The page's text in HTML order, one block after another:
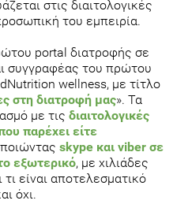
Pediatrics 115(3): 736-43.
calcium-enriched milk
women: a
clinical trial."
"The effects of calcium
or tablets) and exercise on
women." J Bone Miner Res
στις διαιτολογικές
του εμπειρία.
portal διατροφής σε
συγγραφέας του πρώτου
wellness, με τίτλο
στη διατροφή μας». Τα
με τις διαιτολογικές
παρέχει είτε
skype και viber σε
εξωτερικό, με χιλιάδες
είναι αποτελεσματικό
όχι.